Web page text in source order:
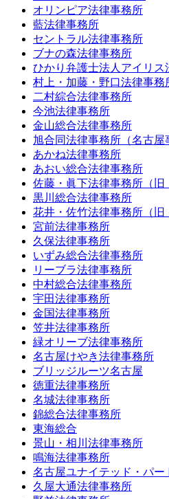
オリンピア法律事務所
藍法律事務所
セントラル法律事務所
ブナの森法律事務所
ひかり弁護士法人アイリス
村上・加藤・野口法律事務
二村綜合法律事務所
今池法律事務所
金山総合法律事務所
旭合同法律事務所（名古屋
あかね法律事務所
あおい総合法律事務所
佐藤・眞下法律事務所（
黒川総合法律事務所
花井・佐竹法律事務所（旧
宮前法律事務所
久保法律事務所
いずみ総合法律事務所
リーブラ法律事務所
中村総合法律事務所
宇田法律事務所
金国法律事務所
笠井法律事務所
緑オリーブ法律事務所
名古屋けやき法律事務所
ブリッジルーツ名古屋
徳重法律事務所
名城法律事務所
錦総合法律事務所
東海総合
景山・相川法律事務所
鳴海法律事務所
名古屋ユナイテッド・パー
久屋大通法律事務所